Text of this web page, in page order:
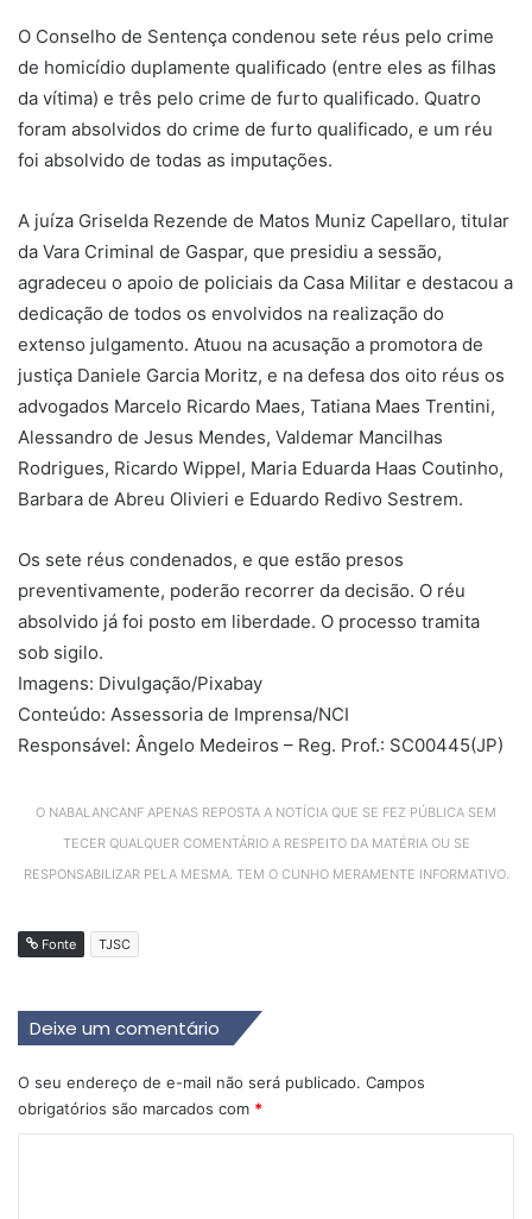
O Conselho de Sentença condenou sete réus pelo crime
de homicídio duplamente qualificado (entre eles as filhas
da vítima) e três pelo crime de furto qualificado. Quatro
foram absolvidos do crime de furto qualificado, e um réu
foi absolvido de todas as imputações.
A juíza Griselda Rezende de Matos Muniz Capellaro, titular
da Vara Criminal de Gaspar, que presidiu a sessão,
agradeceu o apoio de policiais da Casa Militar e destacou a
dedicação de todos os envolvidos na realização do
extenso julgamento. Atuou na acusação a promotora de
justiça Daniele Garcia Moritz, e na defesa dos oito réus os
advogados Marcelo Ricardo Maes, Tatiana Maes Trentini,
Alessandro de Jesus Mendes, Valdemar Mancilhas
Rodrigues, Ricardo Wippel, Maria Eduarda Haas Coutinho,
Barbara de Abreu Olivieri e Eduardo Redivo Sestrem.
Os sete réus condenados, e que estão presos
preventivamente, poderão recorrer da decisão. O réu
absolvido já foi posto em liberdade. O processo tramita
sob sigilo.​
Imagens: Divulgação/Pixabay
Conteúdo: Assessoria de Imprensa/NCI
Responsável: Ângelo Medeiros – Reg. Prof.: SC00445(JP)
O NABALANCANF APENAS REPOSTA A NOTÍCIA QUE SE FEZ PÚBLICA SEM
TECER QUALQUER COMENTÁRIO A RESPEITO DA MATÉRIA OU SE
RESPONSABILIZAR PELA MESMA. TEM O CUNHO MERAMENTE INFORMATIVO.
Fonte TJSC
Deixe um comentário
O seu endereço de e-mail não será publicado. Campos
obrigatórios são marcados com *